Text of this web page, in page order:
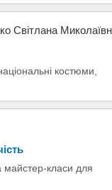
Світлана
костюми,
майстер-класи для